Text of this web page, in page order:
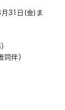
31日(金)ま
同伴）